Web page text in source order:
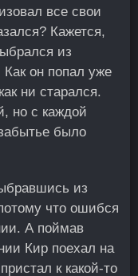
все свои
Кажется,
из
Как он попал уже
ни старался.
но с каждой
было
из
что ошибся
А поймав
Кир поехал на
к какой-то